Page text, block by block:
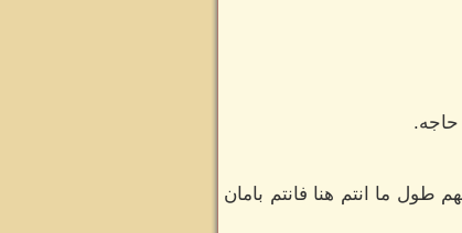
حاجه.
طول ما انتم هنا فانتم بامان